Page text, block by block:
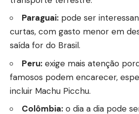
Paraguai: pode ser
curtas, com gasto menor em
saída for do Brasil.
Peru: exige mais atenção
famosos podem encarecer,
incluir Machu Picchu.
Colômbia: o dia a dia pode